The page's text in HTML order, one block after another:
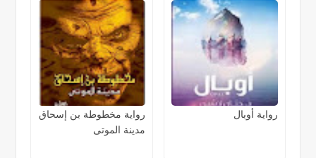
رواية أوبال
رواية مخطوطة بن إسحاق
مدينة الموتى